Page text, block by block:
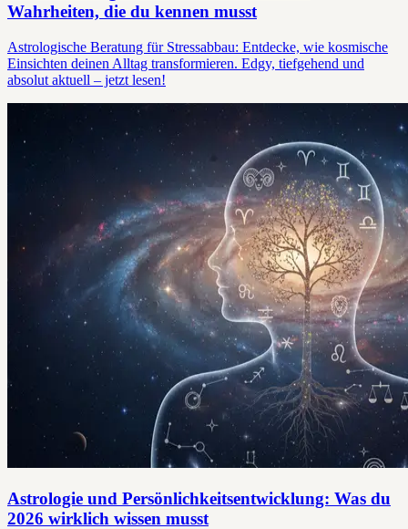
Wahrheiten, die du kennen musst
Astrologische Beratung für Stressabbau: Entdecke, wie kosmische
Einsichten deinen Alltag transformieren. Edgy, tiefgehend und
absolut aktuell – jetzt lesen!
Astrologie und Persönlichkeitsentwicklung: Was du
2026 wirklich wissen musst